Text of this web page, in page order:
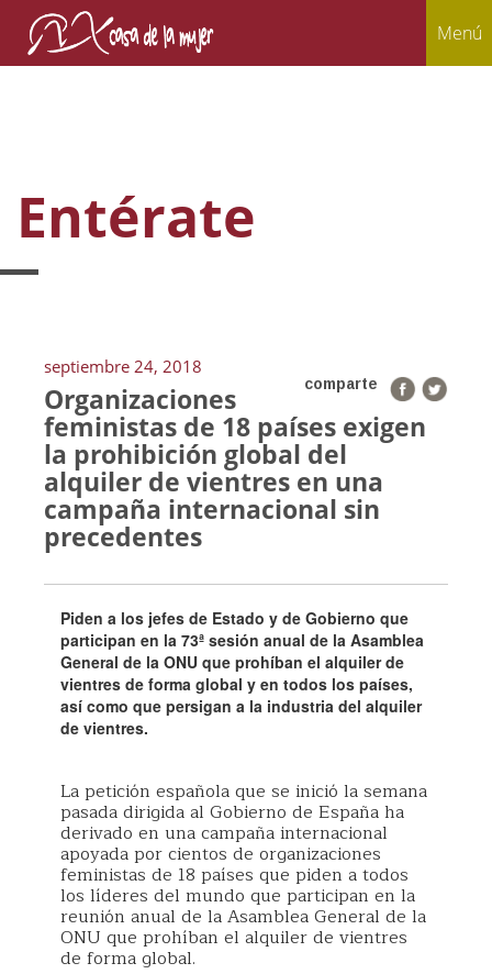
Menú
Entérate
septiembre 24, 2018
comparte
Organizaciones
feministas de 18 países exigen
la prohibición global del
alquiler de vientres en una
campaña internacional sin
precedentes
Piden a los jefes de Estado y de Gobierno que
participan en la 73ª sesión anual de la Asamblea
General de la ONU que prohíban el alquiler de
vientres de forma global y en todos los países,
así como que persigan a la industria del alquiler
de vientres.
La petición española que se inició la semana
pasada dirigida al Gobierno de España ha
derivado en una campaña internacional
apoyada por cientos de organizaciones
feministas de 18 países que piden a todos
los líderes del mundo que participan en la
reunión anual de la Asamblea General de la
ONU que prohíban el alquiler de vientres
de forma global.